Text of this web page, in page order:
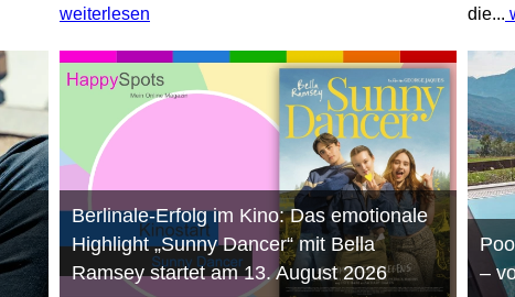
weiterlesen
die...
Berlinale-Erfolg im Kino: Das emotionale
Highlight „Sunny Dancer“ mit Bella
Ramsey startet am 13. August 2026
–